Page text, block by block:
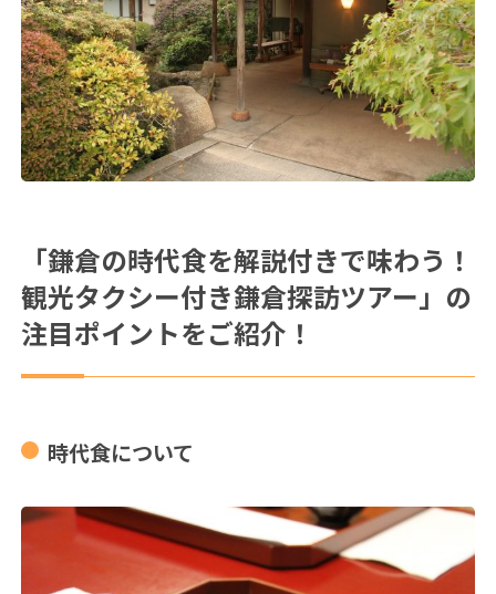
「鎌倉の時代食を解説付きで味わう！
観光タクシー付き鎌倉探訪ツアー」の
注目ポイントをご紹介！
時代食について